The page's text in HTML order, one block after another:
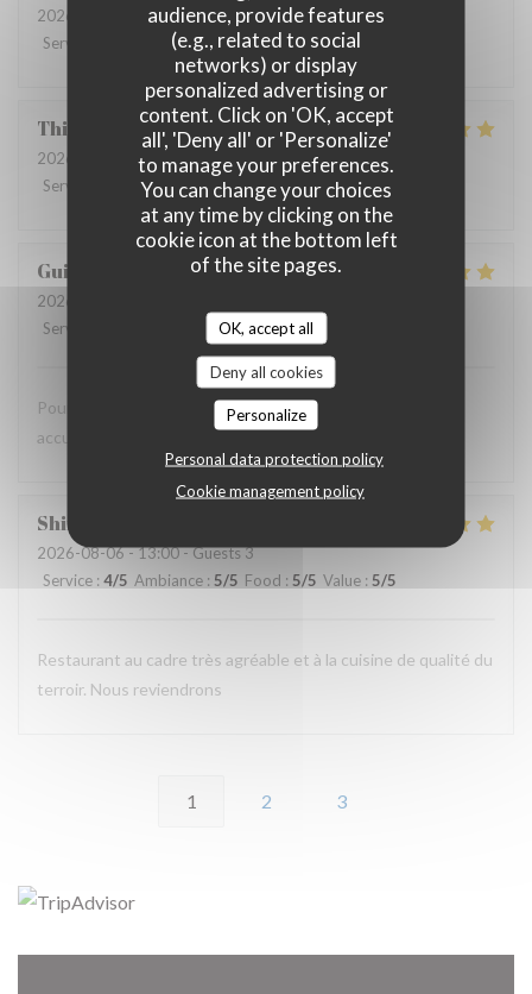
audience, provide features
(e.g., related to social
networks) or display
personalized advertising or
content. Click on 'OK, accept
all', 'Deny all' or 'Personalize'
to manage your preferences.
You can change your choices
at any time by clicking on the
cookie icon at the bottom left
of the site pages.
OK, accept all
Deny all cookies
Personalize
Personal data protection policy
Cookie management policy
2026-08-07
- 12:00 - Guests 3
Service
Ambiance: 5/5 Food :5/5 Value
Thierry
2026-08-07
- 12:15 - Guests 4
Service
Ambiance: 4/5 Food:5/5 Value: 5/5
Guillemant
2026-08-07
Service
5/5 Food: 5/5
Pour une première cadre super repas au top tres bonne
accueil bonne continuation
Shirley
2026-08-06- 13:00 - Guests 3
Service : 4/5 Ambiance : 5/5 Food : 5/5 Value : 5/5
Restaurant au cadre très agréable et à la cuisine de qualité du
terroir. Nous reviendrons
1 2 3